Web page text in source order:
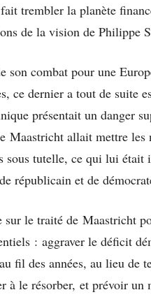
trembler la planète
de la vision de Philippe
son combat pour une
ce dernier a tout de suite
présentait un danger
Maastricht allait mettre les
sous tutelle, ce qui lui était
républicain et de
sur le traité de Maastricht
: aggraver le déficit
fil des années, au lieu de
à le résorber, et prévoir un